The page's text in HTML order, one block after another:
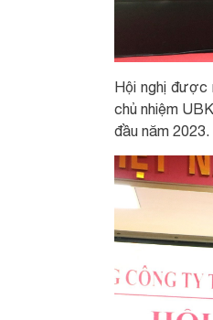
Hội nghị được
chủ nhiệm
đầu năm 2023.